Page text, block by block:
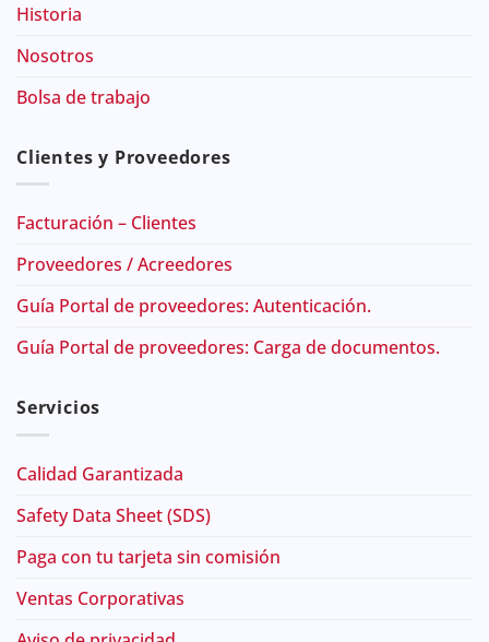
Historia
Nosotros
Bolsa de trabajo
Clientes y Proveedores
Facturación – Clientes
Proveedores / Acreedores
Guía Portal de proveedores: Autenticación.
Guía Portal de proveedores: Carga de documentos.
Servicios
Calidad Garantizada
Safety Data Sheet (SDS)
Paga con tu tarjeta sin comisión
Ventas Corporativas